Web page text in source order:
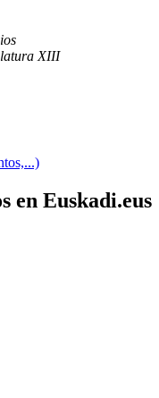
XIII
en Euskadi.eus